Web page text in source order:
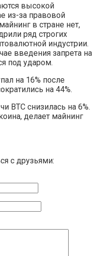
высокой
из-за правовой
в стране нет,
ряд строгих
индустрии.
введения запрета на
под ударом.
на 16% после
на 44%.
BTC снизилась на 6%.
делает майнинг
с друзьями: